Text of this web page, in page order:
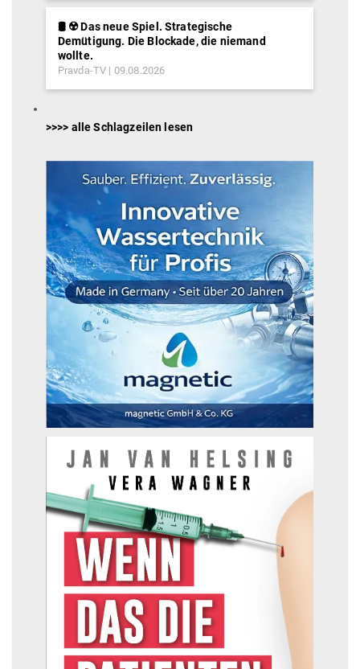
🛢️ ☢️ Das neue Spiel. Strategische
Demütigung. Die Blockade, die niemand
wollte.
Pravda-TV 09.08.2026
>>>> alle Schlagzeilen lesen